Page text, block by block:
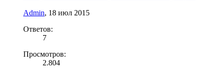
Admin, 18 июл 2015
Ответов:
7
Просмотров:
2.804